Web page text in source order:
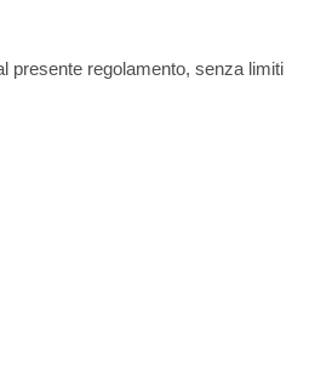
presente regolamento, senza limiti